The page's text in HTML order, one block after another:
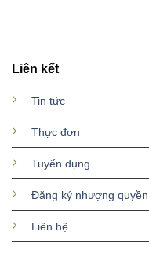
Liên kết
Tin tức
Thực đơn
Tuyển dụng
Đăng ký nhượng quyền
Liên hệ